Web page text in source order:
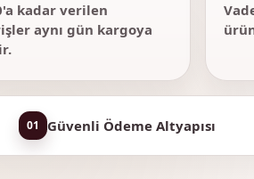
kadar verilen
aynı gün kargoya
01 Güvenli Ödeme Altyapısı